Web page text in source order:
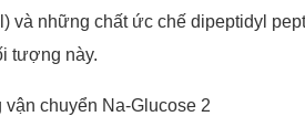
và những chất ức chế dipeptidyl
tượng này.
chuyển Na-Glucose 2